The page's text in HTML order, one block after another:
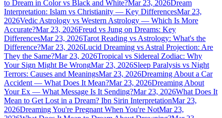
to Dream in Color vs Black and White?Mar 23, 2026Dream
Interpretation: Islam vs Christianity — Key DifferencesMar 23,
2026Vedic Astrology vs Western Astrology — Which Is More
Accurate?Mar 23, 2026Freud vs Jung on Dreams: Key
DifferencesMar 23, 2026Tarot Reading vs Astrology: What's the
Difference?Mar 23, 2026Lucid Dreaming vs Astral Projection: Are
They the Same?Mar 23, 2026Tropical vs Sidereal Zodiac: Why
Your Sign Might Be WrongMar 23, 2026Sleep Paralysis vs Night
Terrors: Causes and MeaningsMar 23, 2026Dreaming About a Car
Accident — What Does It Mean?Mar 23, 2026Dreaming About
Your Ex — What Message Is It Sending?Mar 23, 2026What Does It
Mean to Get Lost in a Dream? Ibn Sirin InterpretationMar 23,
2026Dreaming You're Pregnant When You're NotMar 23,